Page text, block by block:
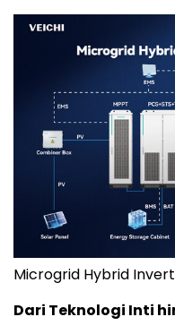
Microgrid Hybrid
Dari Teknologi Inti